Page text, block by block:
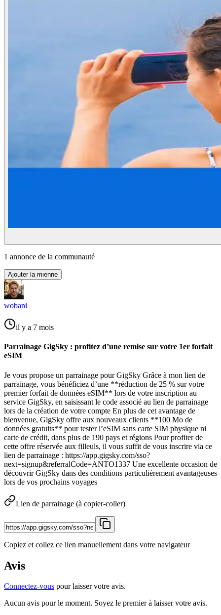
1 annonce de la communauté
Ajouter la mienne
wobani
il y a 7 mois
Parrainage GigSky : profitez d’une remise sur votre 1er forfait
eSIM
Je vous propose un parrainage pour GigSky Grâce à mon lien de
parrainage, vous bénéficiez d’une **réduction de 25 % sur votre
premier forfait de données eSIM** lors de votre inscription au
service GigSky, en saisissant le code associé au lien de parrainage
lors de la création de votre compte En plus de cet avantage de
bienvenue, GigSky offre aux nouveaux clients **100 Mo de
données gratuits** pour tester l’eSIM sans carte SIM physique ni
carte de crédit, dans plus de 190 pays et régions Pour profiter de
cette offre réservée aux filleuls, il vous suffit de vous inscrire via ce
lien de parrainage : https://app.gigsky.com/sso?
next=signup&referralCode=ANTO1337 Une excellente occasion de
découvrir GigSky dans des conditions particulièrement avantageuses
lors de vos prochains voyages
Lien de parrainage (à copier-coller)
Copiez et collez ce lien manuellement dans votre navigateur
Avis
Connectez-vous pour laisser votre avis.
Aucun avis pour le moment. Soyez le premier à laisser votre avis.